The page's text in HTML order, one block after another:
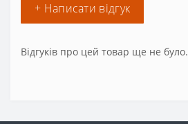
+ Написати відгук
Відгуків про цей товар ще не було.